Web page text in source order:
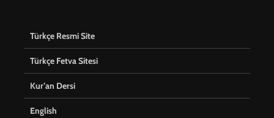
Türkçe Resmi Site
Türkçe Fetva Sitesi
Kur’an Dersi
English